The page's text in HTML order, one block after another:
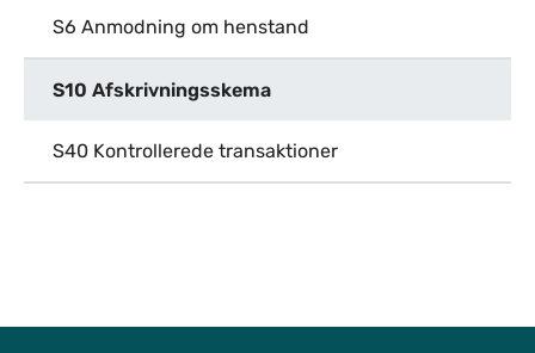
S6 Anmodning om henstand
S10 Afskrivningsskema
S40 Kontrollerede transaktioner